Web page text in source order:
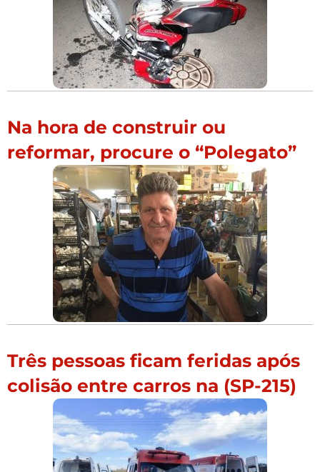
Na hora de construir ou
reformar, procure o “Polegato”
Três pessoas ficam feridas após
colisão entre carros na (SP-215)